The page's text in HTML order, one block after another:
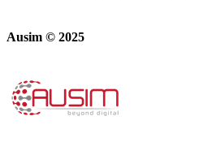
Ausim © 2025